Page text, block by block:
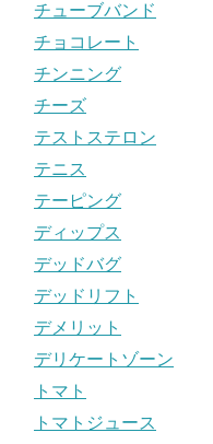
チューブバンド
チョコレート
チンニング
チーズ
テストステロン
テニス
テーピング
ディップス
デッドバグ
デッドリフト
デメリット
デリケートゾーン
トマト
トマトジュース